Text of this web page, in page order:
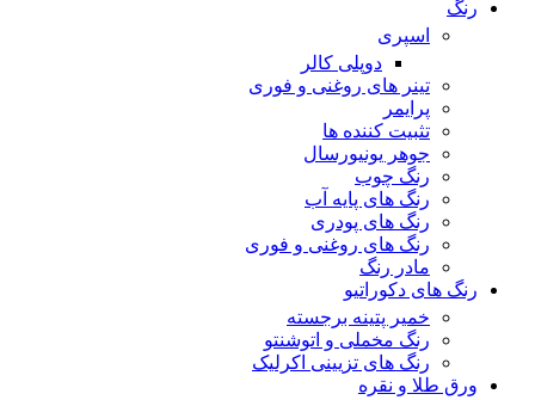
رنگ
اسپری
دوپلی کالر
تینر های روغنی و فوری
پرایمر
تثبیت کننده ها
جوهر یونیورسال
رنگ چوب
رنگ‌ های پایه آب
رنگ های پودری
رنگ‌ های روغنی و فوری
مادر رنگ
رنگ های دکوراتیو
خمیر پتینه برجسته
رنگ مخملی و اتوشنتو
رنگ های تزیینی اکرلیک
ورق طلا و نقره